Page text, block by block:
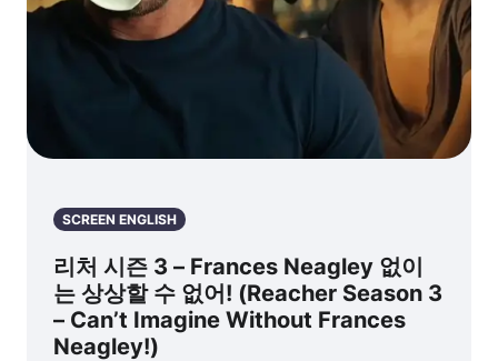
SCREEN ENGLISH
리처 시즌 3 – Frances Neagley 없이
는 상상할 수 없어! (Reacher Season 3
– Can’t Imagine Without Frances
Neagley!)